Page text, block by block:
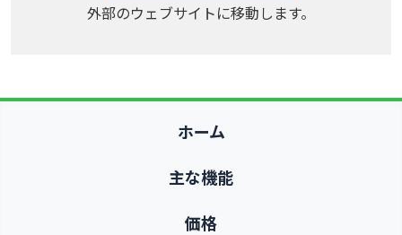
外部のウェブサイトに移動します。
ホーム
主な機能
価格